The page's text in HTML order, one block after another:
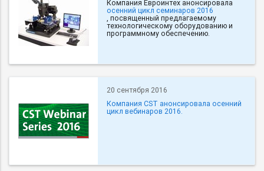
Компания Евроинтех анонсировала
осенний цикл семинаров 2016
, посвященный предлагаемому
технологическому оборудованию и
программному обеспечению.
20 сентября 2016
Компания CST анонсировала осенний
цикл вебинаров 2016.